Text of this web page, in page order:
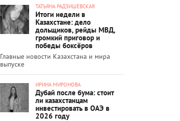
ТАТЬЯНА РАДЗИШЕВСКАЯ
Итоги недели в
Казахстане: дело
дольщиков, рейды МВД,
громкий приговор и
победы боксёров
Главные новости Казахстана и мира
выпуске
ИРИНА МИРОНОВА
Дубай после бума: стоит
ли казахстанцам
инвестировать в ОАЭ в
2026 году